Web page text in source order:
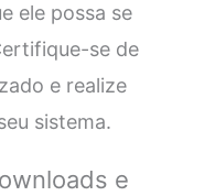
ele possa se
se de
e realize
sistema.
e